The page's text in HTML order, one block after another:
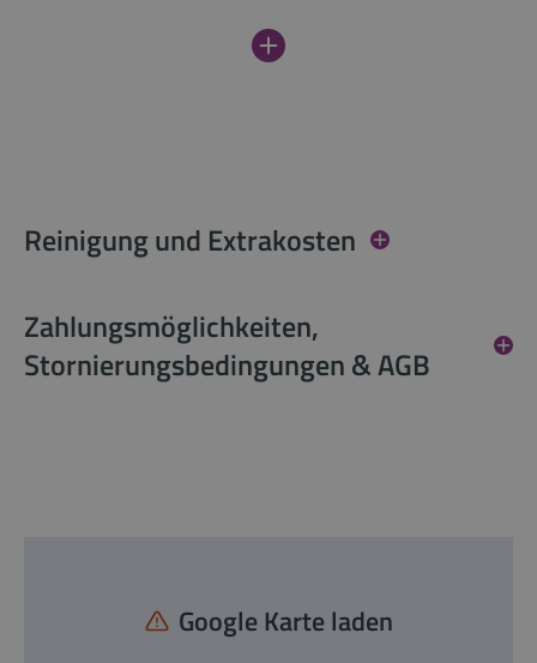
Reinigung und Extrakosten
Zahlungsmöglichkeiten,
Stornierungsbedingungen & AGB
Google Karte laden